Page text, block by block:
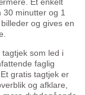
Et enkelt
30 minutter og 1
og gives en
som led i
faglig
gratis tagtjek er
og afklare,